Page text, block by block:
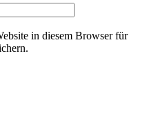
in diesem Browser für